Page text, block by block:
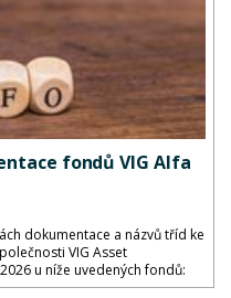
fondů VIG Alfa
dokumentace a názvů tříd ke
VIG Asset
u níže uvedených fondů: